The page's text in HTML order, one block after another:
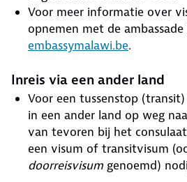
Voor meer informatie over
opnemen met de ambassade
embassymalawi.be.
Inreis via een ander land
Voor een tussenstop
in een ander land op weg
van tevoren bij het
een visum of transitvisum
doorreisvisum genoemd)